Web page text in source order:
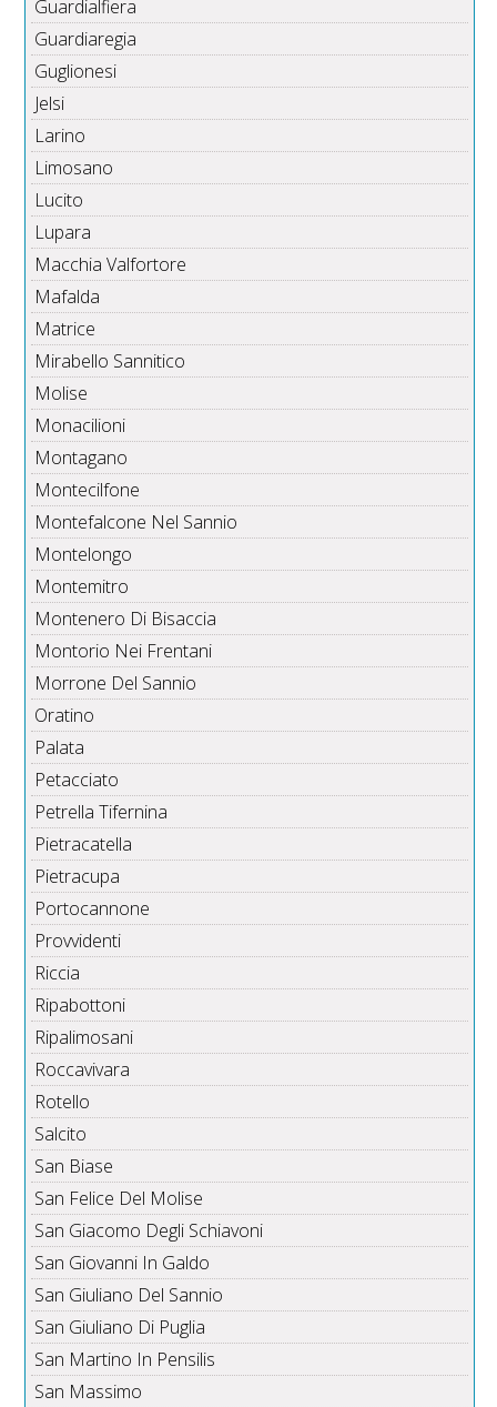
Guardialfiera
Guardiaregia
Guglionesi
Jelsi
Larino
Limosano
Lucito
Lupara
Macchia Valfortore
Mafalda
Matrice
Mirabello Sannitico
Molise
Monacilioni
Montagano
Montecilfone
Montefalcone Nel Sannio
Montelongo
Montemitro
Montenero Di Bisaccia
Montorio Nei Frentani
Morrone Del Sannio
Oratino
Palata
Petacciato
Petrella Tifernina
Pietracatella
Pietracupa
Portocannone
Provvidenti
Riccia
Ripabottoni
Ripalimosani
Roccavivara
Rotello
Salcito
San Biase
San Felice Del Molise
San Giacomo Degli Schiavoni
San Giovanni In Galdo
San Giuliano Del Sannio
San Giuliano Di Puglia
San Martino In Pensilis
San Massimo